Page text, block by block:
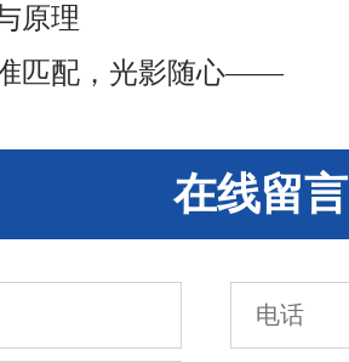
原理
匹配，光影随心——
在线留言